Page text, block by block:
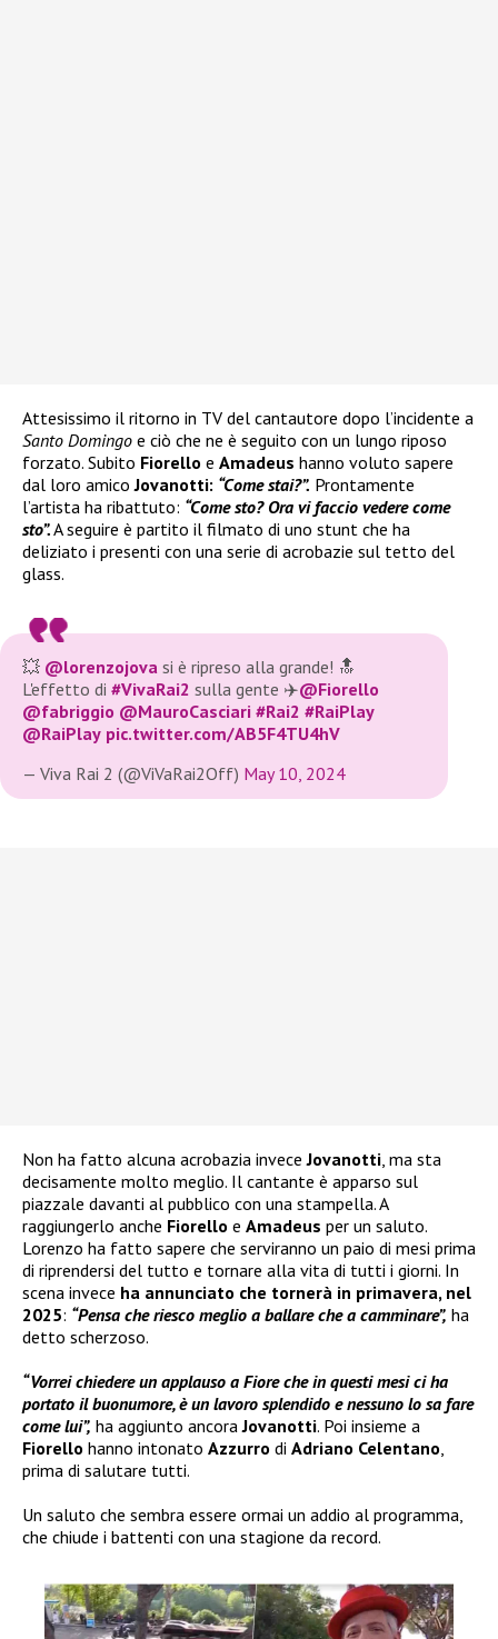
Attesissimo il ritorno in TV del cantautore dopo l’incidente a
Santo Domingo e ciò che ne è seguito con un lungo riposo
forzato. Subito Fiorello e Amadeus hanno voluto sapere
dal loro amicoJovanotti: “Come stai?”. Prontamente
l’artista ha ribattuto: “Come sto? Ora vi faccio vedere come
sto”.A seguire è partito il filmato di uno stunt che ha
deliziato i presenti con una serie di acrobazie sul tetto del
glass.
💥 @lorenzojova si è ripreso alla grande! 🔝
L'effetto di #VivaRai2 sulla gente ✈️@Fiorello
@fabriggio @MauroCasciari #Rai2 #RaiPlay
@RaiPlay pic.twitter.com/AB5F4TU4hV
— Viva Rai 2 (@ViVaRai2Off) May 10, 2024
Non ha fatto alcuna acrobazia inveceJovanotti, ma sta
decisamente molto meglio. Il cantante è apparso sul
piazzale davanti al pubblico con una stampella. A
raggiungerlo anche Fiorello e Amadeus per un saluto.
Lorenzo ha fatto sapere che serviranno un paio di mesi prima
di riprendersi del tutto e tornare alla vita di tutti i giorni. In
scena invece ha annunciato che tornerà in primavera, nel
2025: “Pensa che riesco meglio a ballare che a camminare”, ha
detto scherzoso.
“Vorrei chiedere un applauso a Fiore che in questi mesi ci ha
portato il buonumore, è un lavoro splendido e nessuno lo sa fare
come lui”, ha aggiunto ancoraJovanotti. Poi insieme a
Fiorello hanno intonato Azzurro di Adriano Celentano,
prima di salutare tutti.
Un saluto che sembra essere ormai un addio al programma,
che chiude i battenti con una stagione da record.